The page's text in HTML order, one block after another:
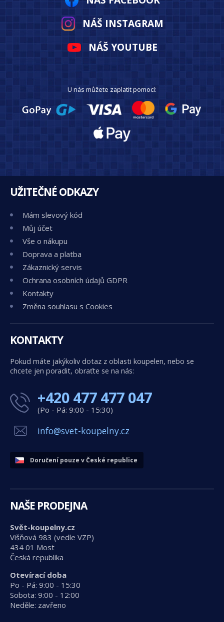
NÁŠ INSTAGRAM
NÁŠ YOUTUBE
U nás můžete zaplatit pomocí:
UŽITEČNÉ ODKAZY
Mám slevový kód
Můj účet
Vše o nákupu
Doprava a platba
Zákaznický servis
Ochrana osobních údajů GDPR
Kontakty
Změna souhlasu s Cookies
KONTAKTY
Pokud máte jakýkoliv dotaz z oblasti koupelen, nebo se
chcete jen poradit, obraťte se na nás:
+420 477 477 047
(Po - Pá: 9:00 - 15:30)
info@svet-koupelny.cz
Doručení pouze v České republice
NAŠE PRODEJNA
Svět-koupelny.cz
Višňová 983 (vedle VZP)
434 01 Most
Česká republika
Otevírací doba
Po - Pá: 9:00 - 15:30
Sobota: 9:00 - 12:00
Neděle: zavřeno